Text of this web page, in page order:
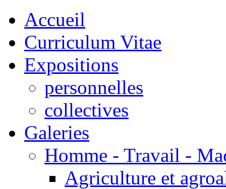
Accueil
Curriculum Vitae
Expositions
personnelles
collectives
Galeries
Homme - Travail -
Agriculture et